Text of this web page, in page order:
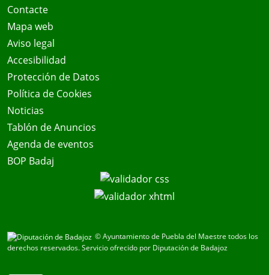
Contacte
Mapa web
Aviso legal
Accesibilidad
Protección de Datos
Política de Cookies
Noticias
Tablón de Anuncios
Agenda de eventos
BOP Badaj
© Ayuntamiento de Puebla del Maestre todos los
derechos reservados.Servicio ofrecido por Diputación de Badajoz